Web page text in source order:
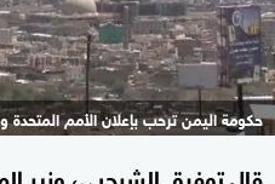
حكومة اليمن ترحب بإعلان الأمم المتحدة
قال توفيق الشرجبي، وزير